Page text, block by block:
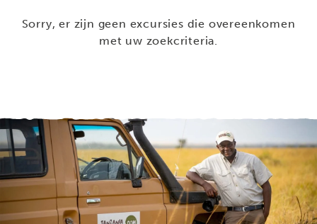
Sorry, er zijn geen excursies die overeenkomen
met uw zoekcriteria.